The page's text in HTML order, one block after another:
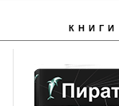
КНИГИ